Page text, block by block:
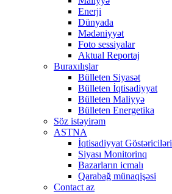
Enerji
Dünyada
Mədəniyyət
Foto sessiyalar
Aktual Reportaj
Buraxılışlar
Bülleten Siyasət
Bülleten İqtisadiyyat
Bülleten Maliyyə
Bülleten Energetika
Söz istəyirəm
ASTNA
İqtisadiyyat Göstəriciləri
Siyası Monitorinq
Bazarların icmalı
Qarabağ münaqişəsi
Contact az